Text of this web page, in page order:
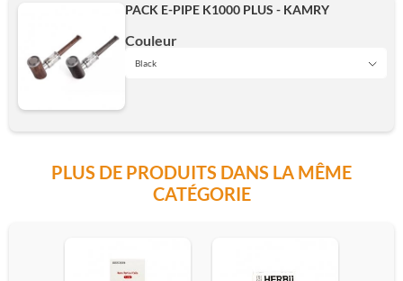
PACK E-PIPE K1000 PLUS - KAMRY
Couleur
Black
Wood Grain
PLUS DE PRODUITS DANS LA MÊME
CATÉGORIE